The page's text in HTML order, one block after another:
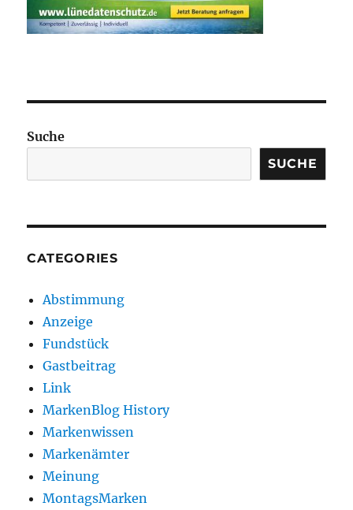
Suche
SUCHE
CATEGORIES
Abstimmung
Anzeige
Fundstück
Gastbeitrag
Link
MarkenBlog History
Markenwissen
Markenämter
Meinung
MontagsMarken